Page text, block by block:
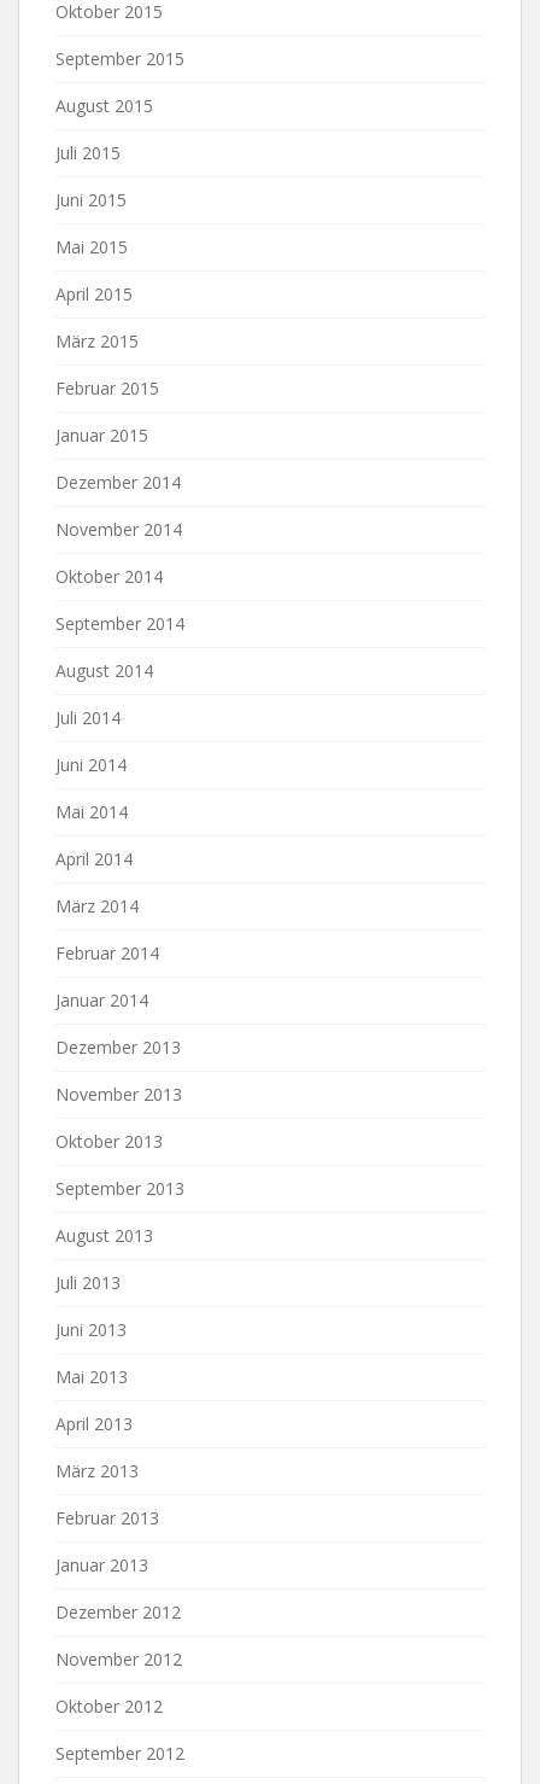
Oktober 2015
September 2015
August 2015
Juli 2015
Juni 2015
Mai 2015
April 2015
März 2015
Februar 2015
Januar 2015
Dezember 2014
November 2014
Oktober 2014
September 2014
August 2014
Juli 2014
Juni 2014
Mai 2014
April 2014
März 2014
Februar 2014
Januar 2014
Dezember 2013
November 2013
Oktober 2013
September 2013
August 2013
Juli 2013
Juni 2013
Mai 2013
April 2013
März 2013
Februar 2013
Januar 2013
Dezember 2012
November 2012
Oktober 2012
September 2012